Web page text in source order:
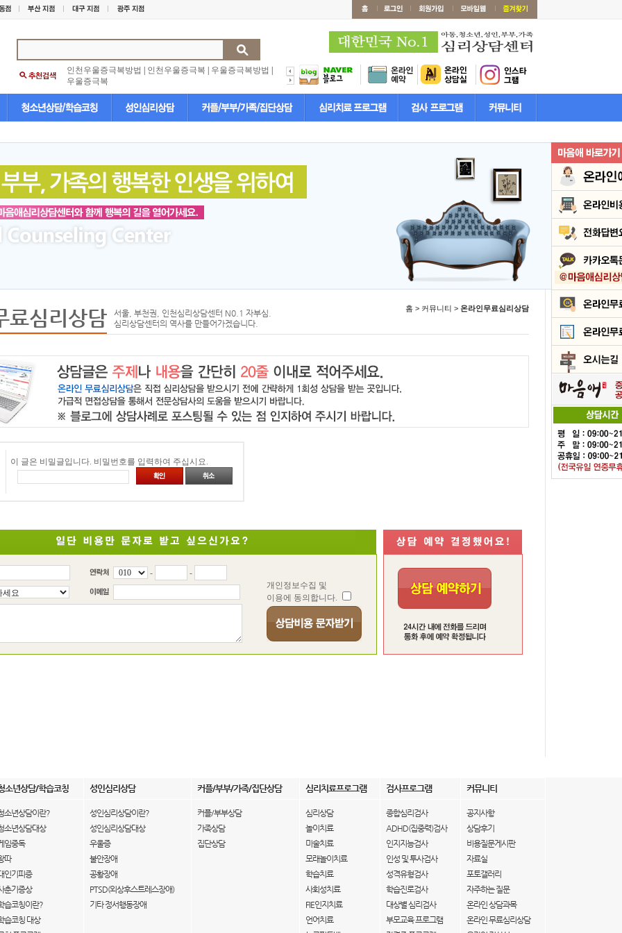
인천우울증극복방법 인천우울증극복 우울증극복방법
우울증극복
료심리상담
서울, 부천권, 인천심리상담센터 N0.1 자부심.
심리상담센터의 역사를 만들어가겠습니다.
홈 > 커뮤니티 > 온라인무료심리상담
이 글은 비밀글입니다. 비밀번호를 입력하여 주십시요.
-
-
개인정보수집 및
이용에 동의합니다.
소년상담/학습코칭 성인심리상담 커플/부부/가족/집단상담 심리치료프로그램 검사프로그램 커뮤니티
소년상담이란?
소년상담대상
임중독
따
인기피증
춘기증상
습코칭이란?
습코칭 대상
성인심리상담이란?
성인심리상담대상
우울증
불안장애
공황장애
PTSD(외상후스트레스장애)
기타 정서행동장애
커플/부부상담
가족상담
집단상담
심리상담
놀이치료
미술치료
모래놀이치료
학습치료
사회성치료
FIE인지치료
언어치료
종합심리검사
ADHD(집중력)검사
인지지능검사
인성 및 투사검사
성격유형검사
학습진로검사
대상별 심리검사
부모교육 프로그램
공지사항
상담후기
비용질문게시판
자료실
포토갤러리
자주하는 질문
온라인 상담과목
온라인 무료심리상담